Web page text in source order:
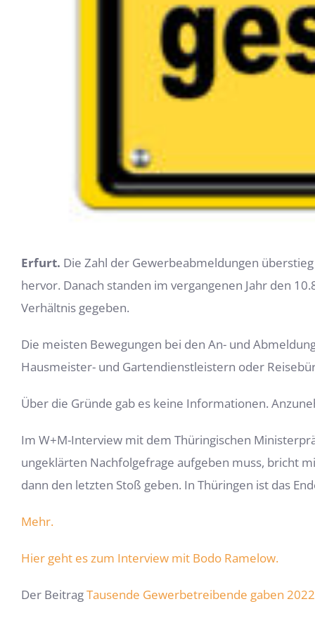
Erfurt. Die Zahl der Gewerbeabmeldungen
hervor. Danach standen im vergangenen Jahr den
Verhältnis gegeben.
Die meisten Bewegungen bei den An- und
Hausmeister- und Gartendienstleistern oder
Über die Gründe gab es keine Informationen.
Im W+M-Interview mit dem Thüringischen
ungeklärten Nachfolgefrage aufgeben muss, bricht
dann den letzten Stoß geben. In Thüringen ist das
Mehr.
Hier geht es zum Interview mit Bodo Ramelow.
Der BeitragTausende Gewerbetreibende gaben